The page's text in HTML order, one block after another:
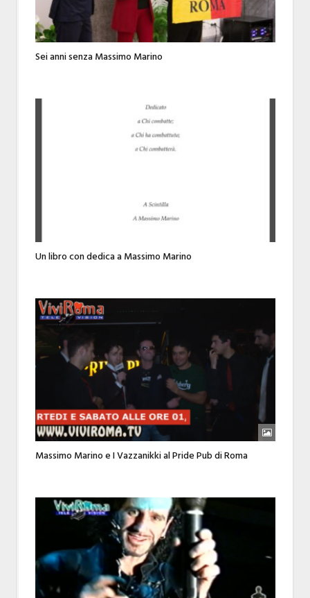
Sei anni senza Massimo Marino
Un libro con dedica a Massimo Marino
Massimo Marino e I Vazzanikki al Pride Pub di Roma